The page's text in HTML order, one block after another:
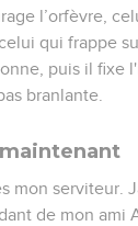
l’orfèvre,
qui frappe
puis il fixe
branlante.
mon serviteur.
de mon ami